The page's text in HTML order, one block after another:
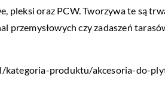
oraz PCW. Tworzywa te są
przemysłowych czy zadaszeń
kategoria-produktu/akcesoria-do-